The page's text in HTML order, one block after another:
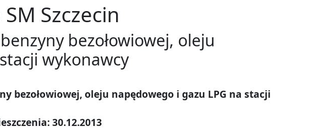
Szczecin
bezołowiowej, oleju
wykonawcy
bezołowiowej, oleju napędowego i gazu LPG na stacji
30.12.2013